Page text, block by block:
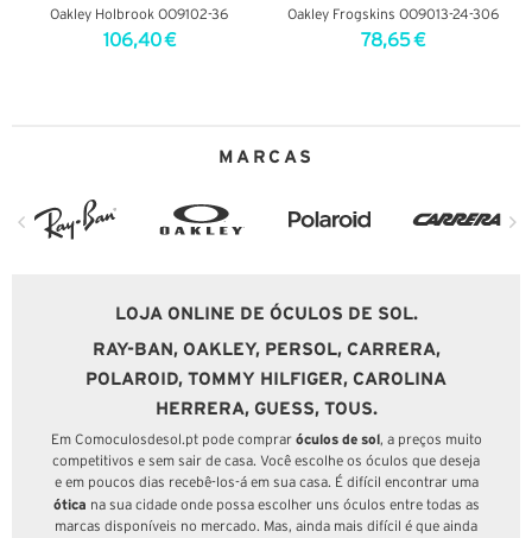
Oakley Holbrook OO9102-36
106,40 €
Oakley Frogskins OO9013-24-306
78,65 €
MARCAS
LOJA ONLINE DE ÓCULOS DE SOL.
RAY-BAN, OAKLEY, PERSOL, CARRERA,
POLAROID, TOMMY HILFIGER, CAROLINA
HERRERA, GUESS, TOUS.
Em Comoculosdesol.pt pode comprar óculos de sol, a preços muito
competitivos e sem sair de casa. Você escolhe os óculos que deseja
e em poucos dias recebê-los-á em sua casa. É difícil encontrar uma
ótica na sua cidade onde possa escolher uns óculos entre todas as
marcas disponíveis no mercado. Mas, ainda mais difícil é que ainda